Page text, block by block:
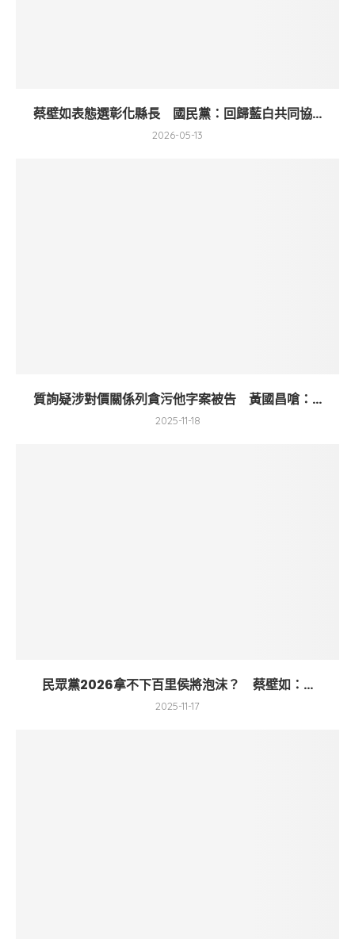
蔡壁如表態選彰化縣長 國民黨：回歸藍白共同協...
2026-05-13
質詢疑涉對價關係列貪污他字案被告 黃國昌嗆：...
2025-11-18
民眾黨2026拿不下百里侯將泡沫？ 蔡壁如：...
2025-11-17